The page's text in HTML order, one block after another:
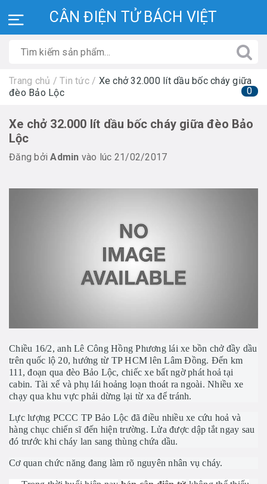
CÂN ĐIỆN TỬ BÁCH VIỆT
0
Trang chủ / Tin tức / Xe chở 32.000 lít dầu bốc cháy giữa
đèo Bảo Lộc
Xe chở 32.000 lít dầu bốc cháy giữa đèo Bảo
Lộc
Đăng bởiAdmin vào lúc 21/02/2017
Chiều 16/2, anh Lê Công Hồng Phương lái xe bồn chở đầy dầu
trên quốc lộ 20, hướng từ TP HCM lên Lâm Đồng. Đến km
111, đoạn qua đèo Bảo Lộc, chiếc xe bất ngờ phát hoả tại
cabin. Tài xế và phụ lái hoảng loạn thoát ra ngoài. Nhiều xe
chạy qua khu vực phải dừng lại từ xa để tránh.
Lực lượng PCCC TP Bảo Lộc đã điều nhiều xe cứu hoả và
hàng chục chiến sĩ đến hiện trường. Lửa được dập tắt ngay sau
đó trước khi cháy lan sang thùng chứa dầu.
Cơ quan chức năng đang làm rõ nguyên nhân vụ cháy.